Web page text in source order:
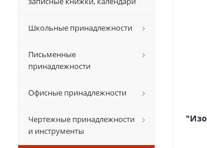
Школьные принадлежности
Письменные
принадлежности
Офисные принадлежности
Чертежные принадлежности
и инструменты